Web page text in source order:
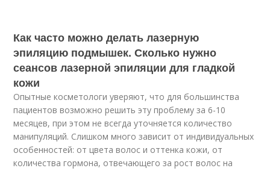
Как часто можно делать лазерную
эпиляцию подмышек. Сколько нужно
сеансов лазерной эпиляции для гладкой
кожи
Опытные косметологи уверяют, что для большинства
пациентов возможно решить эту проблему за 6-10
месяцев, при этом не всегда уточняется количество
манипуляций. Слишком много зависит от индивидуальных
особенностей: от цвета волос и оттенка кожи, от
количества гормона, отвечающего за рост волос на